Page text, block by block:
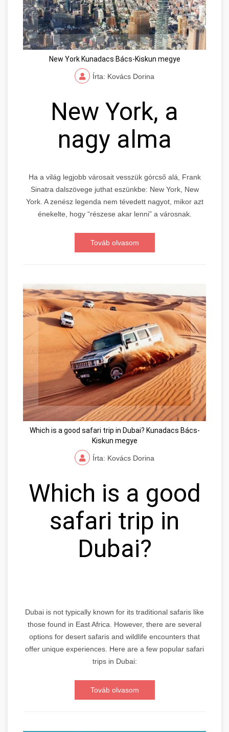
New York Kunadacs Bács-Kiskun megye
Írta: Kovács Dorina
New York, a
nagy alma
Ha a világ legjobb városait vesszük górcső alá, Frank
Sinatra dalszövege juthat eszünkbe: New York, New
York. A zenész legenda nem tévedett nagyot, mikor azt
énekelte, hogy “részese akar lenni” a városnak.
Továb olvasom
Which is a good safari trip in Dubai? Kunadacs Bács-
Kiskun megye
Írta: Kovács Dorina
Which is a good
safari trip in
Dubai?
Dubai is not typically known for its traditional safaris like
those found in East Africa. However, there are several
options for desert safaris and wildlife encounters that
offer unique experiences. Here are a few popular safari
trips in Dubai:
Továb olvasom